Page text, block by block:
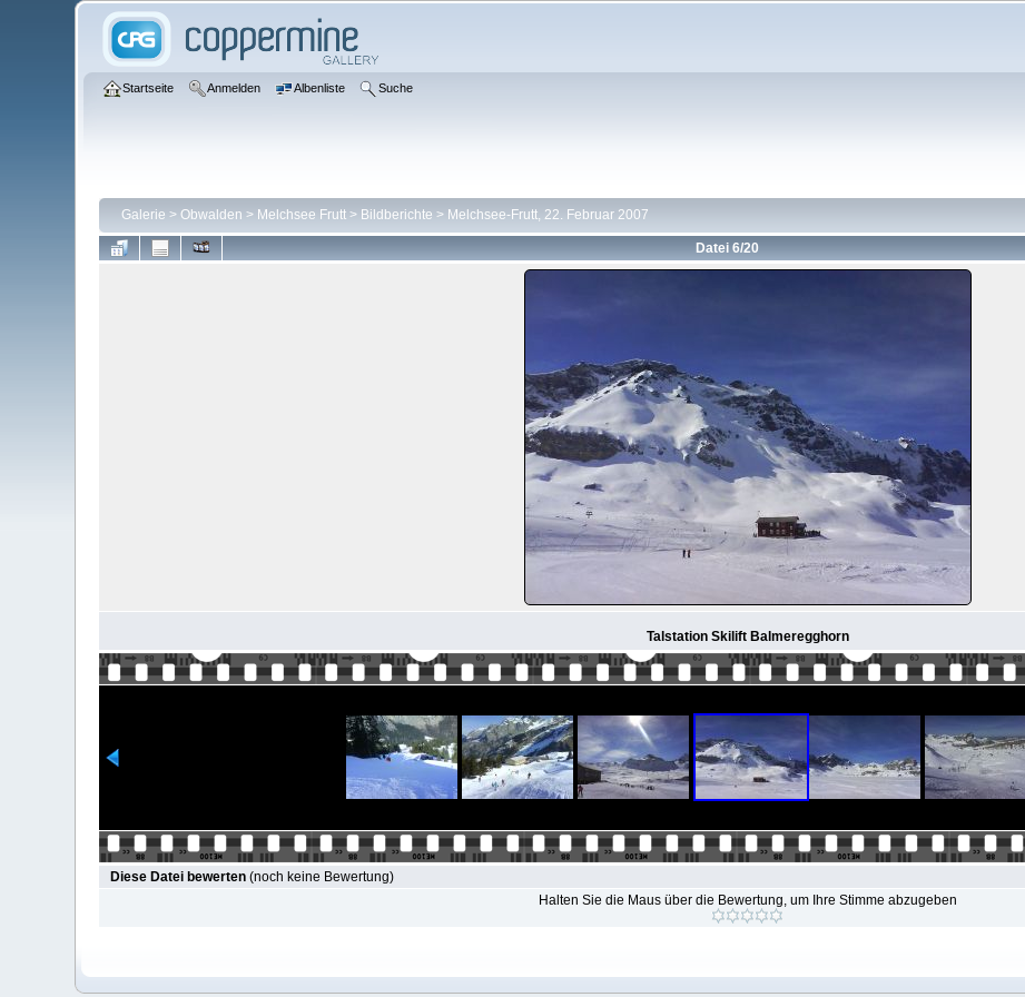
Startseite Anmelden Albenliste Suche
Galerie > Obwalden > Melchsee Frutt> Bildberichte > Melchsee-Frutt, 22. Februar 2007
Datei 6/20
Talstation Skilift Balmeregghorn
Diese Datei bewerten(noch keine Bewertung)
Halten Sie die Maus über die Bewertung, um Ihre Stimme abzugeben